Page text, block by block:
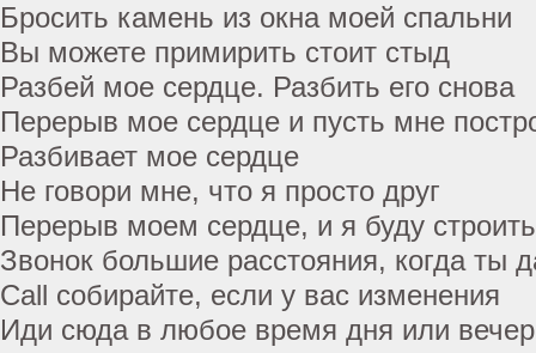
Бросить камень из окна моей спальни
Вы можете примирить стоит стыд
Разбей мое сердце. Разбить его снова
Перерыв мое сердце и пусть мне
Разбивает мое сердце
Не говори мне, что я просто друг
Перерыв моем сердце, и я буду
Звонок большие расстояния, когда ты
Call собирайте, если у вас изменения
Иди сюда в любое время дня или